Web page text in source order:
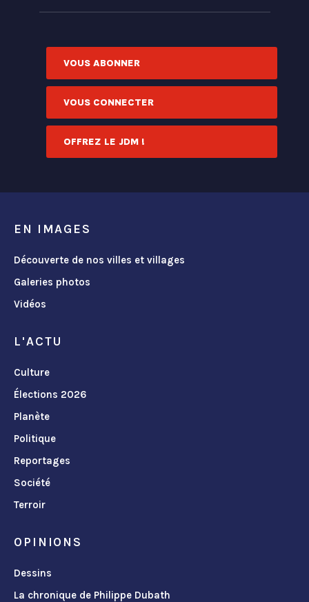
VOUS ABONNER
VOUS CONNECTER
OFFREZ LE JDM !
EN IMAGES
Découverte de nos villes et villages
Galeries photos
Vidéos
L'ACTU
Culture
Élections 2026
Planète
Politique
Reportages
Société
Terroir
OPINIONS
Dessins
La chronique de Philippe Dubath